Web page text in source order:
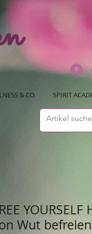
& CO. SPIRIT
Wut befreien